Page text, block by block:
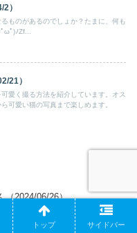
）
ものがあるのでしょか？たまに、何も
ωﾟ)ﾉZf...
21）
愛く撮る方法を紹介しています。オス
可愛い猫の写真まで楽しめます。
（2024/06/26）
トップ サイドバー